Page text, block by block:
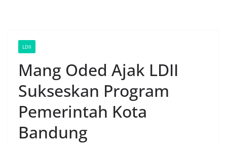
LDII
Mang Oded Ajak LDII
Sukseskan Program
Pemerintah Kota
Bandung